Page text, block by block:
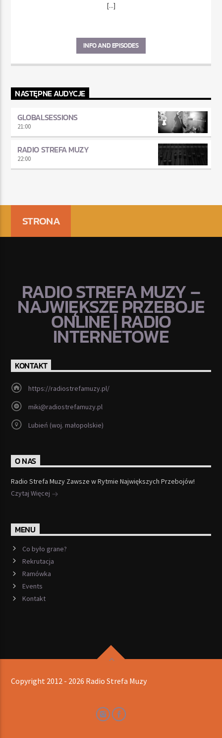
[...]
INFO AND EPISODES
NASTĘPNE AUDYCJE
GLOBALSESSIONS
21:00
RADIO STREFA MUZY
22:00
STRONA
RADIO STREFA MUZY –
NAJWIĘKSZE PRZEBOJE
ONLINE | RADIO
INTERNETOWE
KONTAKT
https://radiostrefamuzy.pl/
miki@radiostrefamuzy.pl
Lubień (woj. małopolskie)
O NAS
Radio Strefa Muzy Zawsze w Rytmie Największych Przebojów!
Czytaj Więcej
MENU
Co było grane?
Rekrutacja
Ramówka
Events
Kontakt
Copyright 2012 - 2026 Radio Strefa Muzy